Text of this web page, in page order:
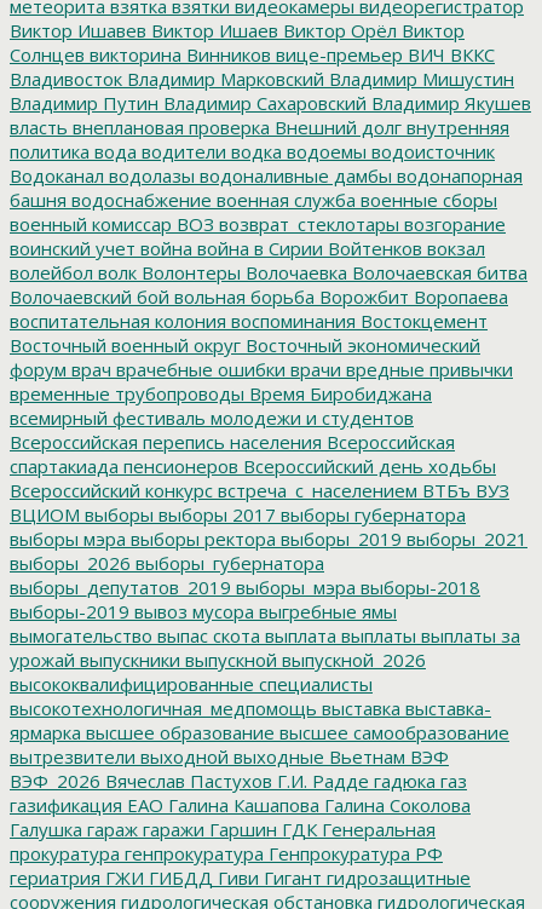
метеорита взятка взятки видеокамеры видеорегистратор
Виктор Ишавев Виктор Ишаев Виктор Орёл Виктор
Солнцев викторина Винников вице-премьер ВИЧ ВККС
Владивосток Владимир Марковский Владимир Мишустин
Владимир Путин Владимир Сахаровский Владимир Якушев
власть внеплановая проверка Внешний долг внутренняя
политика вода водители водка водоемы водоисточник
Водоканал водолазы водоналивные дамбы водонапорная
башня водоснабжение военная служба военные сборы
военный комиссар ВОЗ возврат_стеклотары возгорание
воинский учет война война в Сирии Войтенков вокзал
волейбол волк Волонтеры Волочаевка Волочаевская битва
Волочаевский бой вольная борьба Ворожбит Воропаева
воспитательная колония воспоминания Востокцемент
Восточный военный округ Восточный экономический
форум врач врачебные ошибки врачи вредные привычки
временные трубопроводы Время Биробиджана
всемирный фестиваль молодежи и студентов
Всероссийская перепись населения Всероссийская
спартакиада пенсионеров Всероссийский день ходьбы
Всероссийский конкурс встреча_с_населением ВТБъ ВУЗ
ВЦИОМ выборы выборы 2017 выборы губернатора
выборы мэра выборы ректора выборы_2019 выборы_2021
выборы_2026 выборы_губернатора
выборы_депутатов_2019 выборы_мэра выборы-2018
выборы-2019 вывоз мусора выгребные ямы
вымогательство выпас скота выплата выплаты выплаты за
урожай выпускники выпускной выпускной_2026
высококвалифицированные специалисты
высокотехнологичная_медпомощь выставка выставка-
ярмарка высшее образование высшее самообразование
вытрезвители выходной выходные Вьетнам ВЭФ
ВЭФ_2026 Вячеслав Пастухов Г.И. Радде гадюка газ
газификация ЕАО Галина Кашапова Галина Соколова
Галушка гараж гаражи Гаршин ГДК Генеральная
прокуратура генпрокуратура Генпрокуратура РФ
гериатрия ГЖИ ГИБДД Гиви Гигант гидрозащитные
сооружения гидрологическая обстановка гидрологическая